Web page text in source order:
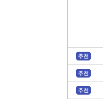
추천
추천
추천